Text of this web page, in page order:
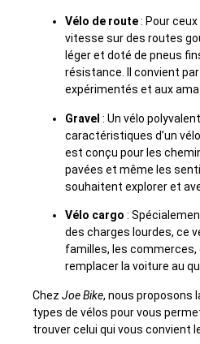
Vélo de route: Pour
vitesse sur des routes
léger et doté de pneus
résistance. Il convient
expérimentés et aux
Gravel : Un vélo
caractéristiques d’un vélo
est conçu pour les
pavées et même les
souhaitent explorer et
Vélo cargo :
des charges lourdes, ce
familles, les commerces,
remplacer la voiture au
Chez Joe Bike, nous proposons
types de vélos pour vous
trouver celui qui vous convient